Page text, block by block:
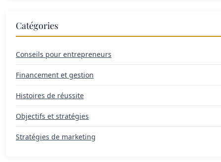
Catégories
Conseils pour entrepreneurs
Financement et gestion
Histoires de réussite
Objectifs et stratégies
Stratégies de marketing